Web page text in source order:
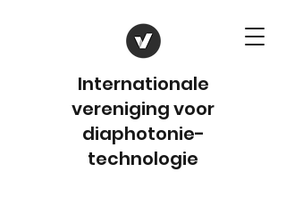
Internationale
vereniging voor
diaphotonie-
technologie